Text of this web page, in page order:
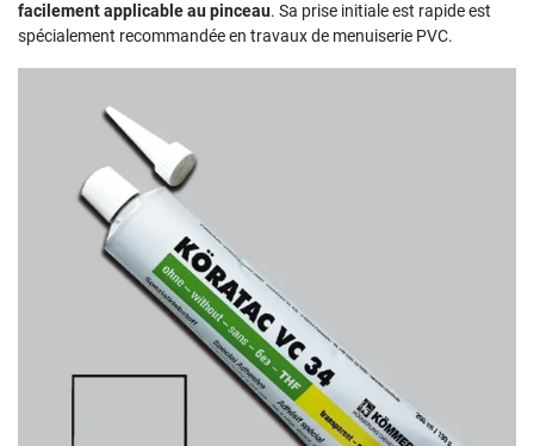
facilement applicable au pinceau. Sa prise initiale est rapide est
spécialement recommandée en travaux de menuiserie PVC.